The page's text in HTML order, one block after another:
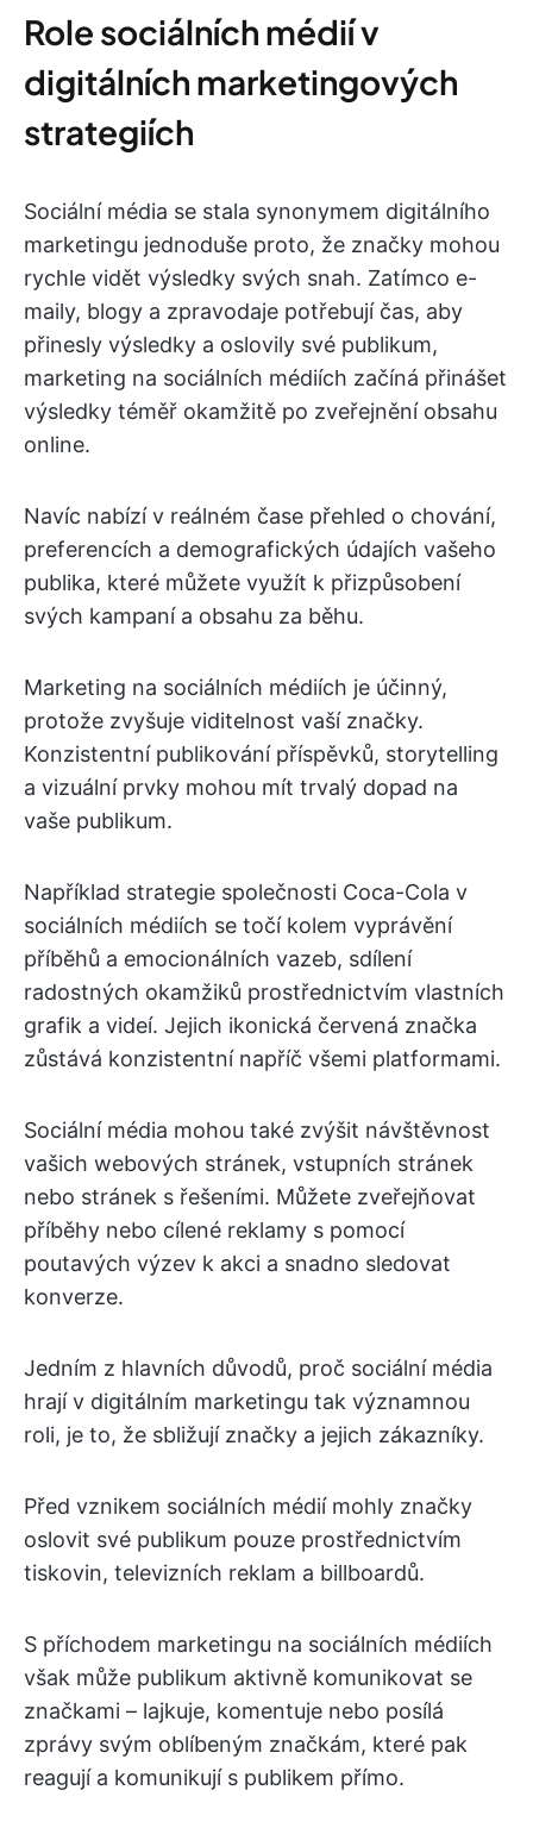
Role sociálních médií v
digitálních marketingových
strategiích
Sociální média se stala synonymem digitálního
marketingu jednoduše proto, že značky mohou
rychle vidět výsledky svých snah. Zatímco e-
maily, blogy a zpravodaje potřebují čas, aby
přinesly výsledky a oslovily své publikum,
marketing na sociálních médiích začíná přinášet
výsledky téměř okamžitě po zveřejnění obsahu
online.
Navíc nabízí v reálném čase přehled o chování,
preferencích a demografických údajích vašeho
publika, které můžete využít k přizpůsobení
svých kampaní a obsahu za běhu.
Marketing na sociálních médiích je účinný,
protože zvyšuje viditelnost vaší značky.
Konzistentní publikování příspěvků, storytelling
a vizuální prvky mohou mít trvalý dopad na
vaše publikum.
Například strategie společnosti Coca-Cola v
sociálních médiích se točí kolem vyprávění
příběhů a emocionálních vazeb, sdílení
radostných okamžiků prostřednictvím vlastních
grafik a videí. Jejich ikonická červená značka
zůstává konzistentní napříč všemi platformami.
Sociální média mohou také zvýšit návštěvnost
vašich webových stránek, vstupních stránek
nebo stránek s řešeními. Můžete zveřejňovat
příběhy nebo cílené reklamy s pomocí
poutavých výzev k akci a snadno sledovat
konverze.
Jedním z hlavních důvodů, proč sociální média
hrají v digitálním marketingu tak významnou
roli, je to, že sbližují značky a jejich zákazníky.
Před vznikem sociálních médií mohly značky
oslovit své publikum pouze prostřednictvím
tiskovin, televizních reklam a billboardů.
S příchodem marketingu na sociálních médiích
však může publikum aktivně komunikovat se
značkami – lajkuje, komentuje nebo posílá
zprávy svým oblíbeným značkám, které pak
reagují a komunikují s publikem přímo.